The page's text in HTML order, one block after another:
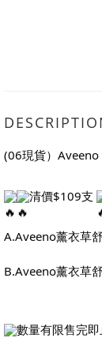
(06現貨）
清價$109支
A.Aveeno薰衣草
B.Aveeno薰衣草
數量有限售完即